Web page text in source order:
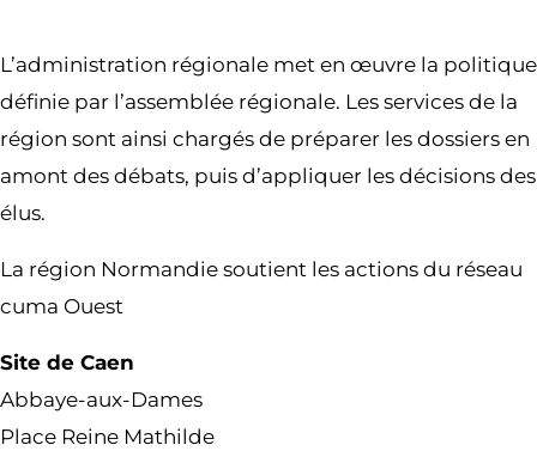
L’administration régionale met en œuvre la politique
définie par l’assemblée régionale. Les services de la
région sont ainsi chargés de préparer les dossiers en
amont des débats, puis d’appliquer les décisions des
élus.
La région Normandie soutient les actions du réseau
cuma Ouest
Site de Caen
Abbaye-aux-Dames
Place Reine Mathilde